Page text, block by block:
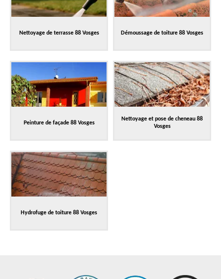
Nettoyage de terrasse 88 Vosges Démoussage de toiture 88 Vosges
Peinture de façade 88 Vosges
Nettoyage et pose de cheneau 88
Vosges
Hydrofuge de toiture 88 Vosges